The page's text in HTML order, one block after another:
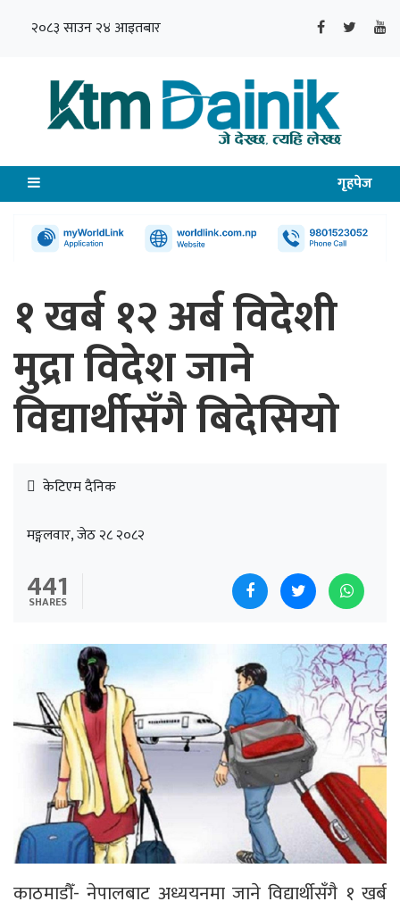
२०८३ साउन २४ आइतबार
गृहपेज
१ खर्ब १२ अर्ब विदेशी
मुद्रा विदेश जाने
विद्यार्थीसँगै बिदेसियो
केटिएम दैनिक
मङ्गलवार, जेठ २८ २०८२
441
SHARES
काठमाडौँ- नेपालबाट अध्ययनमा जाने विद्यार्थीसँगै १ खर्ब